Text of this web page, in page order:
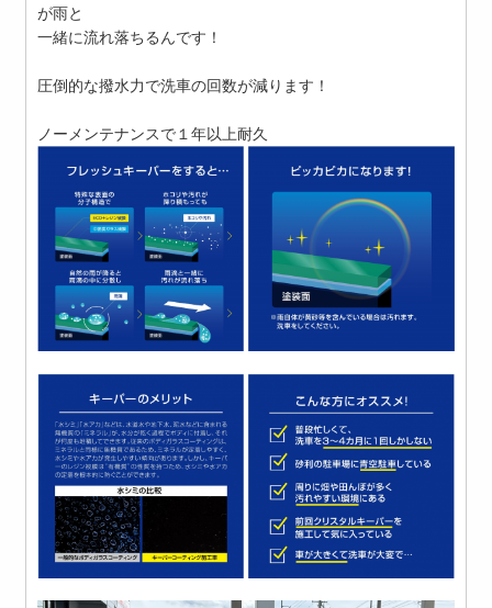
が雨と
一緒に流れ落ちるんです！
圧倒的な撥水力で洗車の回数が減ります！
ノーメンテナンスで１年以上耐久